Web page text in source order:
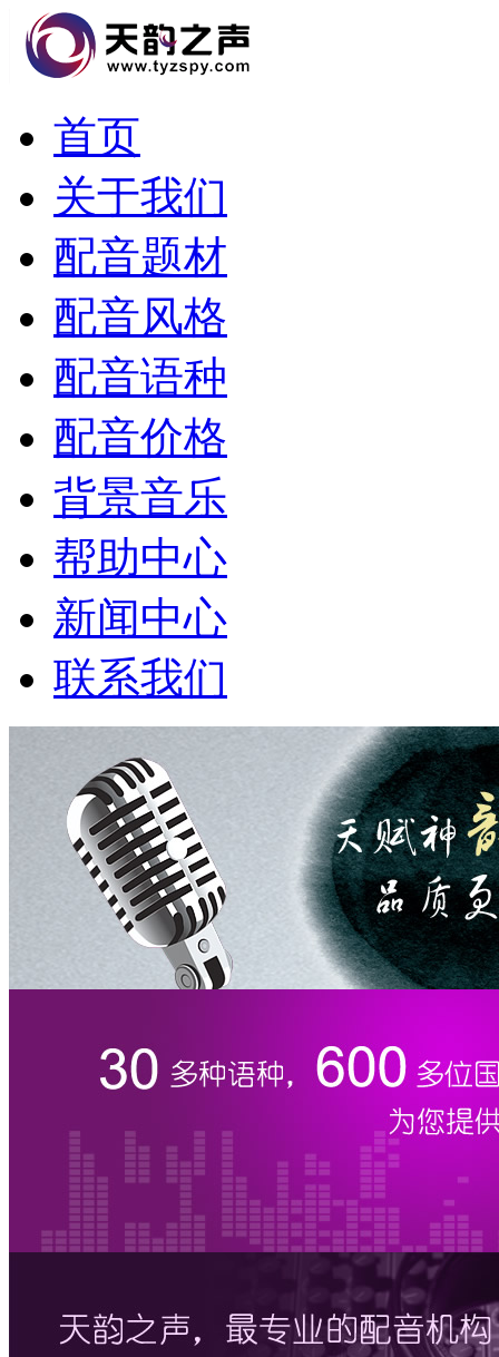
首页
关于我们
配音题材
配音风格
配音语种
配音价格
背景音乐
帮助中心
新闻中心
联系我们